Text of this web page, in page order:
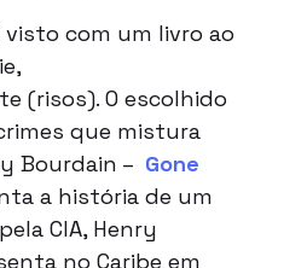
com um livro ao
(risos). O escolhido
que mistura
Bourdain – Gone
a história de um
CIA, Henry
no Caribe em